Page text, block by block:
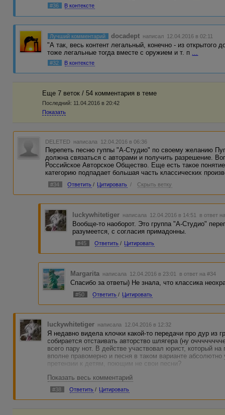
#36 В контексте
Лучший комментарий docadept написал 12.04.2016 в 02:11
"А так, весь контент легальный, конечно - из открытого
тоже легальные тогда вместе с оружием и т. п ...
#32 В контексте
Еще 7 веток / 54 комментария в темe
Последний: 11.04.2016 в 20:42
Показать
DELETED написала 12.04.2016 в 06:36
Перепеть песню гуппы "А-Студио" по своему желанию
должна связаться с авторами и получить разрешение.
Российское Авторское Общество. Еще есть такое
категорию подпадает большая часть классических
#34 Ответить / Цитировать / Скрыть ветку
luckywhitetiger написала 12.04.2016 в 14:51 в ответ
Вообще-то наоборот. Это группа "А-Студио"
разумеется, с согласия примадонны.
#45 Ответить / Цитировать
Margarita написала 12.04.2016 в 23:01 в ответ на #34
Спасибо за ответы) Не знала, что классика
#50 Ответить / Цитировать
luckywhitetiger написала 12.04.2016 в 12:32
Я недавно видела клочки какой-то передачи про дур из
собирается отстаивать авторство шлягера (ну
всего пару нот. В действе участвовал юрист, который
вполне правомерно и песня в таком варианте абсолютно
претензии к детям, поющим не свои песни?
Показать весь комментарий
#38 Ответить / Цитировать